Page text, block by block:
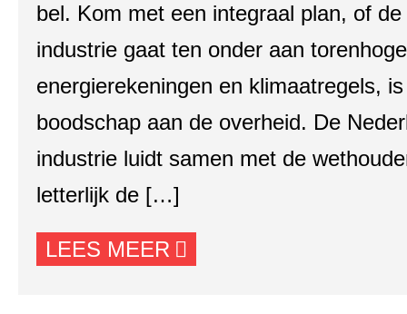
bel. Kom met een integraal plan, of de
industrie gaat ten onder aan torenhoge
energierekeningen en klimaatregels,
boodschap aan de overheid. De
industrie luidt samen met de
letterlijk de […]
LEES MEER